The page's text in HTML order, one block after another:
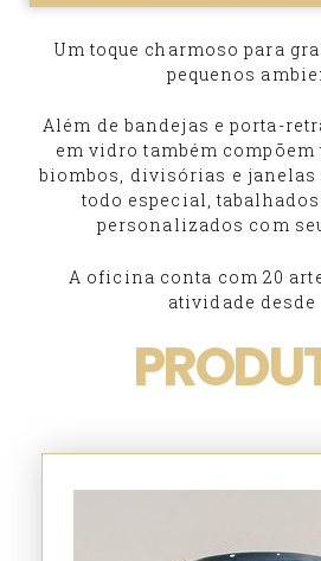
Um toque charmoso para
pequenos
Além de bandejas e porta-
em vidro também compõem
biombos, divisórias e janelas
todo especial,
personalizados com
A oficina conta com 20
atividade desde